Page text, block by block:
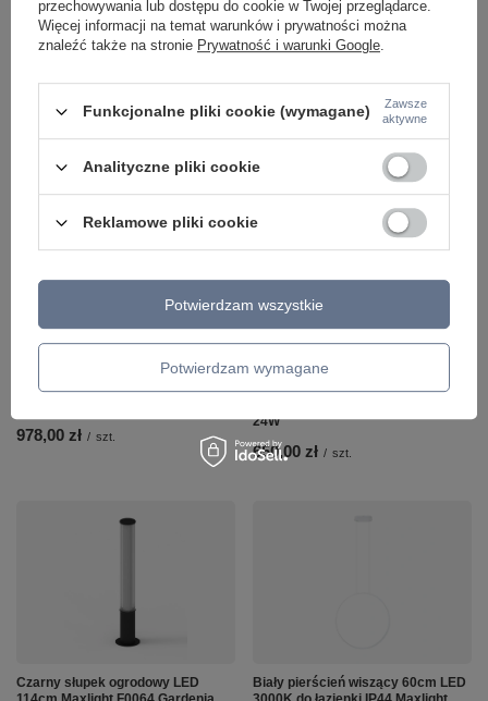
Polecamy
Zobacz wszystko
Słupek ogrodowy LED 114cm w
kolorze antracyt Maxlight F0065
978,00 zł / szt.
Lampa wisząca czarny pionowy
okrąg 60cm IP44 LED 3000K do
24W
650,00 zł / szt.
Czarny słupek ogrodowy LED
Biały pierścień wiszący 60cm LED
przechowywania lub dostępu do cookie w Twojej przeglądarce.
Więcej informacji na temat warunków i prywatności można
znaleźć także na stronie Prywatność i warunki Google.
Funkcjonalne pliki cookie (wymagane)
Zawsze
aktywne
Analityczne pliki cookie
Reklamowe pliki cookie
Potwierdzam wymagane
Potwierdzam wszystkie